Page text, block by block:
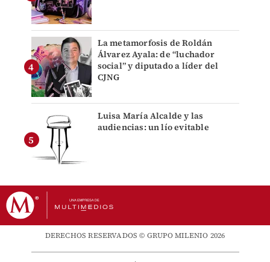
La metamorfosis de Roldán
Álvarez Ayala: de “luchador
social” y diputado a líder del
CJNG
Luisa María Alcalde y las
audiencias: un lío evitable
DERECHOS RESERVADOS © GRUPO MILENIO 2026